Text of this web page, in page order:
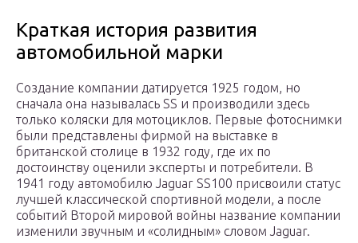
Краткая история развития
автомобильной марки
Создание компании датируется 1925 годом, но
сначала она называлась SS и производили здесь
только коляски для мотоциклов. Первые фотоснимки
были представлены фирмой на выставке в
британской столице в 1932 году, где их по
достоинству оценили эксперты и потребители. В
1941 году автомобилю Jaguar SS100 присвоили статус
лучшей классической спортивной модели, а после
событий Второй мировой войны название компании
изменили звучным и «солидным» словом Jaguar.